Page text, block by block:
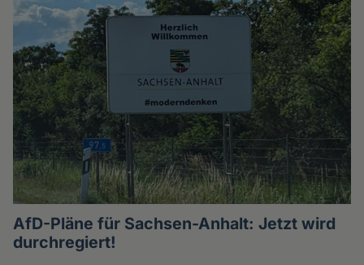
AfD-Pläne für Sachsen-Anhalt: Jetzt wird
durchregiert!